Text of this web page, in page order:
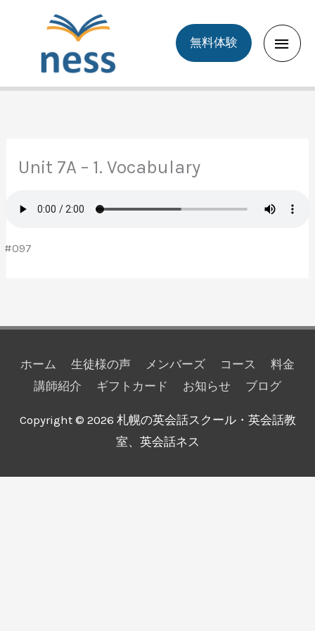
Main
無料体験
Unit 7A – 1. Vocabulary
#097
ホーム 生徒様の声 メンバーズ コース
料金
講師紹介
ギフトカード お知らせ ブログ
Copyright © 2026 札幌の英会話スクール・英会話教
室、英会話ネス